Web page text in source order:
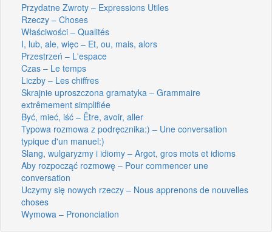
Przydatne Zwroty – Expressions Utiles
Rzeczy – Choses
Właściwości – Qualités
I, lub, ale, więc – Et, ou, mais, alors
Przestrzeń – L'espace
Czas – Le temps
Liczby – Les chiffres
Skrajnie uproszczona gramatyka – Grammaire
extrêmement simplifiée
Być, mieć, iść – Être, avoir, aller
Typowa rozmowa z podręcznika:) – Une conversation
typique d'un manuel:)
Slang, wulgaryzmy i idiomy – Argot, gros mots et idioms
Aby rozpocząć rozmowę – Pour commencer une
conversation
Uczymy się nowych rzeczy – Nous apprenons de nouvelles
choses
Wymowa – Prononciation